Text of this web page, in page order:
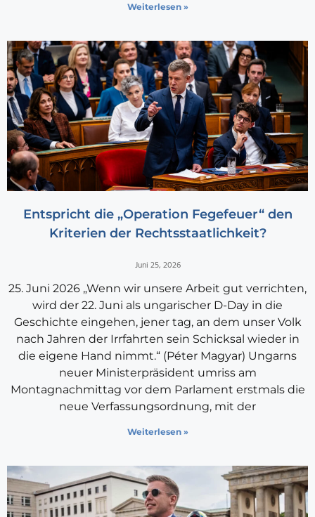
Weiterlesen »
Entspricht die „Operation Fegefeuer“ den
Kriterien der Rechtsstaatlichkeit?
Juni 25, 2026
25. Juni 2026 „Wenn wir unsere Arbeit gut verrichten,
wird der 22. Juni als ungarischer D-Day in die
Geschichte eingehen, jener tag, an dem unser Volk
nach Jahren der Irrfahrten sein Schicksal wieder in
die eigene Hand nimmt.“ (Péter Magyar) Ungarns
neuer Ministerpräsident umriss am
Montagnachmittag vor dem Parlament erstmals die
neue Verfassungsordnung, mit der
Weiterlesen »